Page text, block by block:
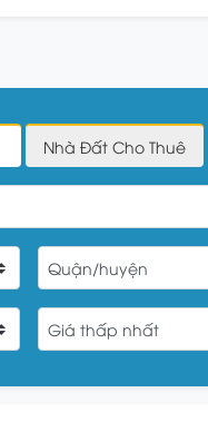
Nhà Đất Cho Thuê